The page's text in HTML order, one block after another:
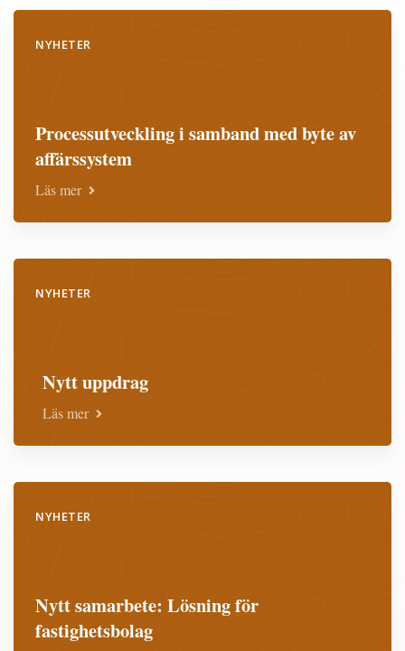
NYHETER
Processutveckling i samband med byte av
affärssystem
Läs mer
NYHETER
Nytt uppdrag
Läs mer
NYHETER
Nytt samarbete: Lösning för
fastighetsbolag